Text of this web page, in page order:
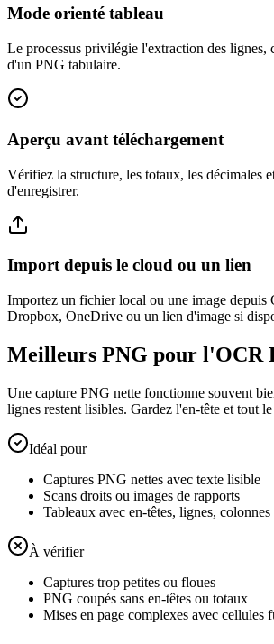
Mode orienté tableau
Le processus privilégie l'extraction des lignes,
d'un PNG tabulaire.
Aperçu avant téléchargement
Vérifiez la structure, les totaux, les décimales
d'enregistrer.
Import depuis le cloud ou un lien
Importez un fichier local ou une image depuis
Dropbox, OneDrive ou un lien d'image si
Meilleurs PNG pour l'OCR
Une capture PNG nette fonctionne souvent
lignes restent lisibles. Gardez l'en-tête et tout
Idéal pour
Captures PNG nettes avec texte lisible
Scans droits ou images de rapports
Tableaux avec en-têtes, lignes,
À vérifier
Captures trop petites ou floues
PNG coupés sans en-têtes ou totaux
Mises en page complexes avec cellules